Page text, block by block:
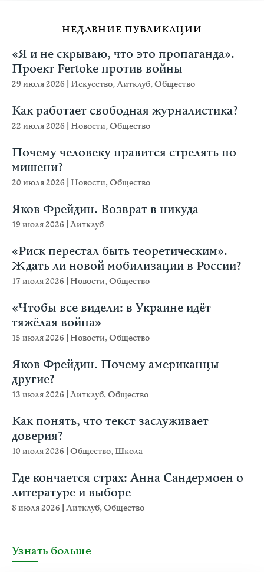
НЕДАВНИЕ ПУБЛИКАЦИИ
«Я и не скрываю, что это пропаганда».
Проект Fertoke против войны
29 июля 2026 Искусство,Литклуб,Общество
Как работает свободная журналистика?
22 июля 2026 Новости,Общество
Почему человеку нравится стрелять по
мишени?
20 июля 2026 Новости,Общество
Яков Фрейдин. Возврат в никуда
19 июля 2026 Литклуб
«Риск перестал быть теоретическим».
Ждать ли новой мобилизации в России?
17 июля 2026 Новости,Общество
«Чтобы все видели: в Украине идёт
тяжёлая война»
15 июля 2026 Новости,Общество
Яков Фрейдин. Почему американцы
другие?
13 июля 2026 Литклуб,Общество
Как понять, что текст заслуживает
доверия?
10 июля 2026 Общество, Школа
Где кончается страх: Анна Сандермоен о
литературе и выборе
8 июля 2026 Литклуб,Общество
Узнать больше